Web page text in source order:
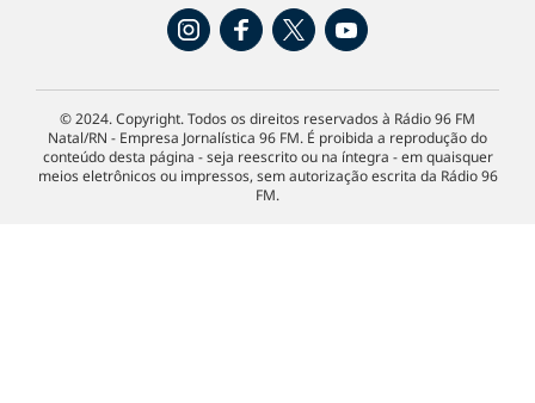
© 2024. Copyright. Todos os direitos reservados à Rádio 96 FM
Natal/RN - Empresa Jornalística 96 FM. É proibida a reprodução do
conteúdo desta página - seja reescrito ou na íntegra - em quaisquer
meios eletrônicos ou impressos, sem autorização escrita da Rádio 96
FM.